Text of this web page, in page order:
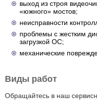
выход из строя
«южного» мостов;
неисправности
проблемы с жестким
загрузкой ОС;
механические
Виды работ
Обращайтесь в наш